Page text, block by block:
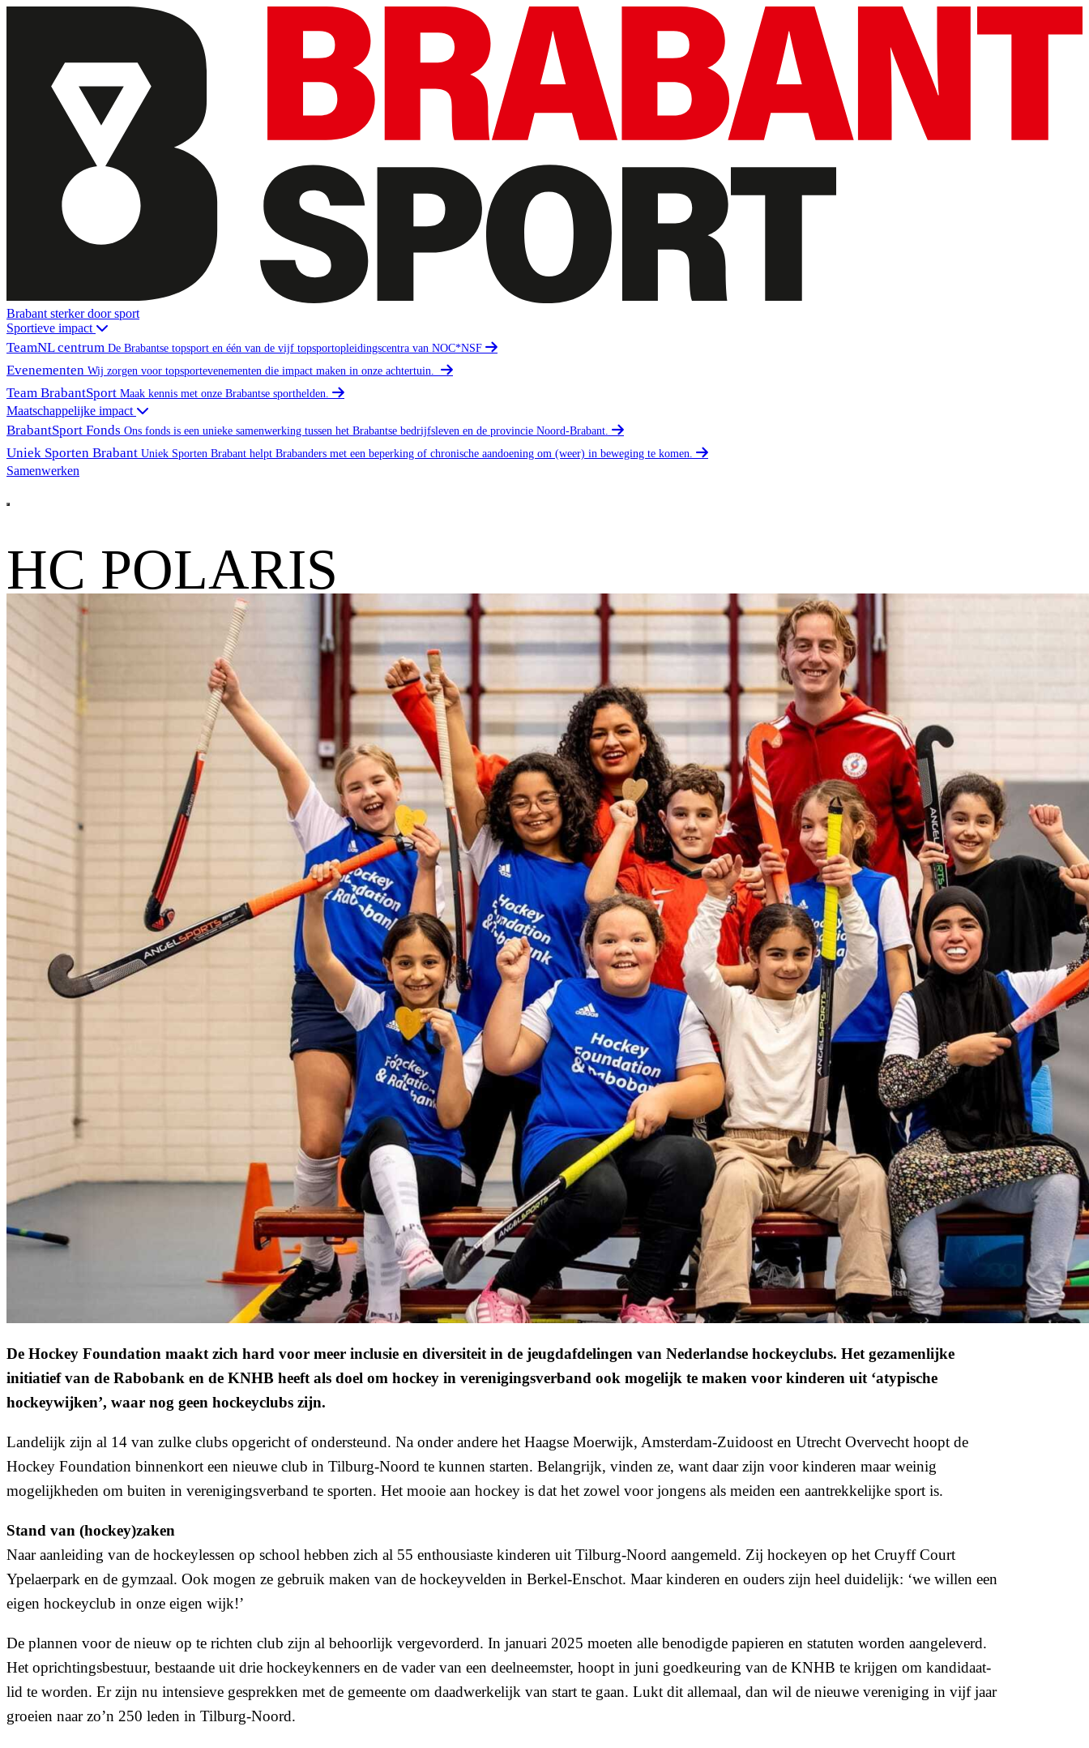
Brabant sterker door sport
Sportieve impact
TeamNL centrum De Brabantse topsport en één van de vijf topsportopleidingscentra van NOC*NSF
Evenementen Wij zorgen voor topsportevenementen die impact maken in onze achtertuin.
Team BrabantSport Maak kennis met onze Brabantse sporthelden.
Maatschappelijke impact
BrabantSport Fonds Ons fonds is een unieke samenwerking tussen het Brabantse bedrijfsleven en de provincie Noord-Brabant.
Uniek Sporten Brabant Uniek Sporten Brabant helpt Brabanders met een beperking of chronische aandoening om (weer) in beweging te komen.
Samenwerken
Open main menu
HC POLARIS
De Hockey Foundation maakt zich hard voor meer inclusie en diversiteit in de jeugdafdelingen van Nederlandse hockeyclubs. Het gezamenlijke
initiatief van de Rabobank en de KNHB heeft als doel om hockey in verenigingsverband ook mogelijk te maken voor kinderen uit ‘atypische
hockeywijken’, waar nog geen hockeyclubs zijn.
Landelijk zijn al 14 van zulke clubs opgericht of ondersteund. Na onder andere het Haagse Moerwijk, Amsterdam-Zuidoost en Utrecht Overvecht hoopt de
Hockey Foundation binnenkort een nieuwe club in Tilburg-Noord te kunnen starten. Belangrijk, vinden ze, want daar zijn voor kinderen maar weinig
mogelijkheden om buiten in verenigingsverband te sporten. Het mooie aan hockey is dat het zowel voor jongens als meiden een aantrekkelijke sport is.
Stand van (hockey)zaken
Naar aanleiding van de hockeylessen op school hebben zich al 55 enthousiaste kinderen uit Tilburg-Noord aangemeld. Zij hockeyen op het Cruyff Court
Ypelaerpark en de gymzaal. Ook mogen ze gebruik maken van de hockeyvelden in Berkel-Enschot. Maar kinderen en ouders zijn heel duidelijk: ‘we willen een
eigen hockeyclub in onze eigen wijk!’
De plannen voor de nieuw op te richten club zijn al behoorlijk vergevorderd. In januari 2025 moeten alle benodigde papieren en statuten worden aangeleverd.
Het oprichtingsbestuur, bestaande uit drie hockeykenners en de vader van een deelneemster, hoopt in juni goedkeuring van de KNHB te krijgen om kandidaat-
lid te worden. Er zijn nu intensieve gesprekken met de gemeente om daadwerkelijk van start te gaan. Lukt dit allemaal, dan wil de nieuwe vereniging in vijf jaar
groeien naar zo’n 250 leden in Tilburg-Noord.